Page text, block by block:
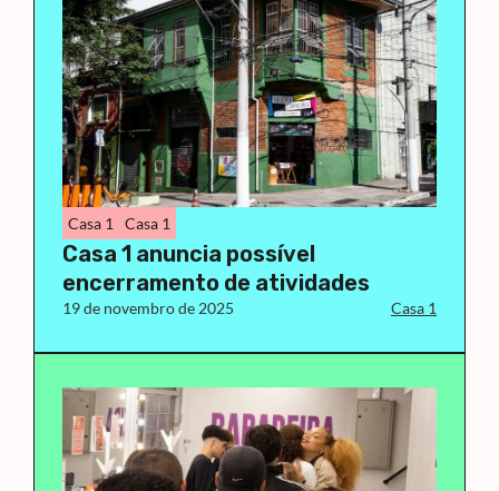
Casa 1 Casa 1
Casa 1 anuncia possível
encerramento de atividades
19 de novembro de 2025 Casa 1